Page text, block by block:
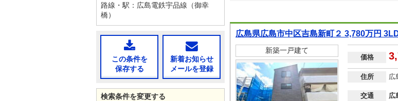
広島県広島市中区吉島新町２ 3,780万円
新築一戸建て
価格
住所 広
交通 広
路線・駅：広島電鉄宇品線（御幸
橋）
この条件を
保存する
新着お知らせ
メールを登録
検索条件を変更する